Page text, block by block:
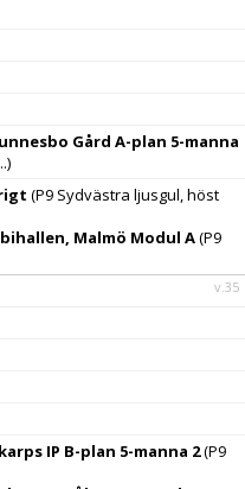
Gård A-plan 5-manna
(P9 Sydvästra ljusgul, höst
Malmö Modul A(P9
v.35
IP B-plan 5-manna 2(P9